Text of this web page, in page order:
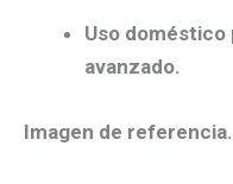
Uso doméstico
avanzado.
Imagen de referencia.